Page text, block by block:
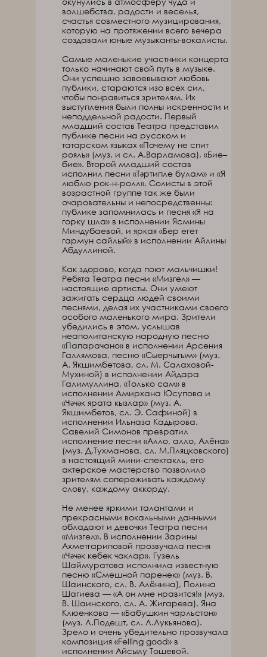
волшебства, радости и веселья,
счастья совместного музицирования,
которую на протяжении всего вечера
создавали юные музыканты-вокалисты.
Самые маленькие участники концерта
только начинают свой путь в музыке.
Они успешно завоевывают любовь
публики, стараются изо всех сил,
чтобы понравиться зрителям. Их
выступления были полны искренности и
неподдельной радости. Первый
младший состав Театра представил
публике песни на русском и
татарском языках «Почему не спит
рояль» (муз. и сл. А.Варламова), «Бие–
бие». Второй младший состав
исполнил песни «Тәртипле булам» и «Я
люблю рок-н-ролл». Солисты в этой
возрастной группе так же были
очаровательны и непосредственны:
публике запомнилась и песня «Я на
горку шла» в исполнении Ясмины
Миндубаевой, и яркая «Бер егет
гармун сайлый» в исполнении Айлины
Абдуллиной.
Как здорово, когда поют мальчишки!
Ребята Театра песни «Мизгел» —
настоящие артисты. Они умеют
зажигать сердца людей своими
песнями, делая их участниками своего
особого маленького мира. Зрители
убедились в этом, услышав
неаполитанскую народную песню
«Папарачано» в исполнении Арсения
Галлямова, песню «Сыерчыгым» (муз.
А. Якшимбетова, сл. М. Салаховой-
Мухиной) в исполнении Айдара
Галимуллина, «Только сам» в
исполнении Амирхана Юсупова и
«Чәчәк ярата кызлар» (муз. А.
Якшимбетов, сл. Э. Сафиной) в
исполнении Ильназа Кадырова.
Савелий Симонов превратил
исполнение песни «Алло, алло, Алёна»
(муз. Д.Тухманова, сл. М.Пляцковского)
в настоящий мини-спектакль, его
актерское мастерство позволило
зрителям сопереживать каждому
слову, каждому аккорду.
Не менее яркими талантами и
прекрасными вокальными данными
обладают и девочки Театра песни
«Мизгел». В исполнении Зарины
Ахметгариповой прозвучала песня
«Чәчәк кебек чаклар». Гузель
Шаймуратова исполнила известную
песню «Смешной паренек» (муз. В.
Шаинского, сл. В. Алёнина), Полина
Шагиева — «А он мне нравится!» (муз.
В. Шаинского, сл. А. Жигарева), Яна
Клюенкова — «Бабушкин чарльстон»
(муз. Л.Подешт, сл. Л.Лукьянова).
Зрело и очень убедительно прозвучала
композиция «Felling good» в
исполнении Айсылу Тошевой.